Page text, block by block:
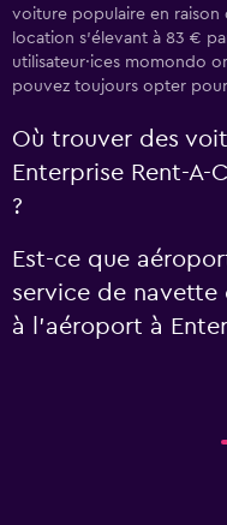
voiture populaire en
location s'élevant à 83 €
utilisateur·ices momondo
pouvez toujours opter
Où trouver des
Enterprise Rent-A-
?
Est-ce que
service de navette
à l’aéroport à